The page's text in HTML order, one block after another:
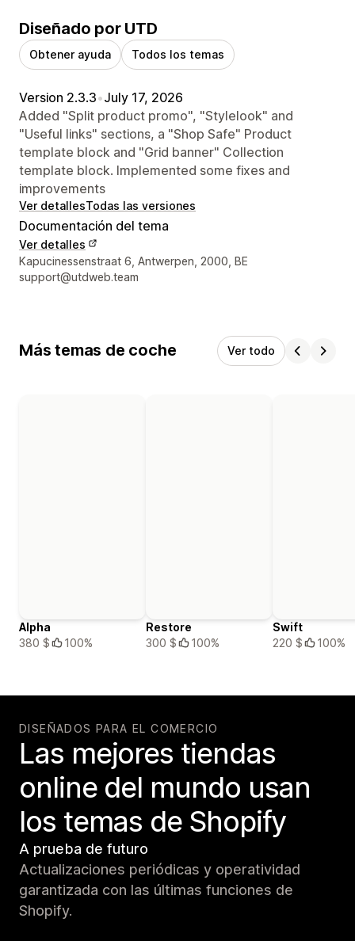
Diseñado por UTD
Obtener ayuda Todos los temas
Version 2.3.3•July 17, 2026
Added "Split product promo", "Stylelook" and
"Useful links" sections, a "Shop Safe" Product
template block and "Grid banner" Collection
template block. Implemented some fixes and
improvements
Ver detallesTodas las versiones
Documentación del tema
Ver detalles
Detalles de contacto del diseñador
Kapucinessenstraat 6, Antwerpen, 2000, BE
support@utdweb.team
Más temas de coche Ver todo
Alpha
380 $
100%
Restore
300 $
100%
Swift
220 $
100%
DISEÑADOS PARA EL COMERCIO
Las mejores tiendas
online del mundo usan
los temas de Shopify
A prueba de futuro
Actualizaciones periódicas y operatividad
garantizada con las últimas funciones de
Shopify.